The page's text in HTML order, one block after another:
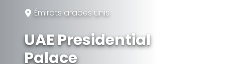
Émirats arabes unis
UAE Presidential
Palace